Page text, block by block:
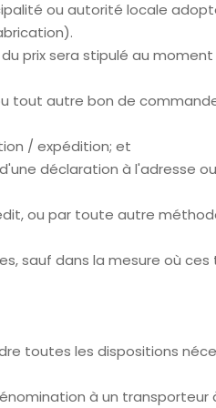
ou autorité locale
prix sera stipulé au
tout autre bon de
/ expédition; et
déclaration à l'adresse
ou par toute autre
sauf dans la mesure où ces
toutes les dispositions
à un transporteur